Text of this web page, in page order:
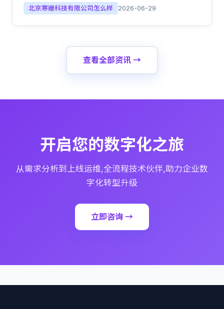
北京寒姗科技有限公司怎么样 2026-06-29
查看全部资讯 →
开启您的数字化之旅
从需求分析到上线运维,全流程技术伙伴,助力企业数
字化转型升级
立即咨询 →